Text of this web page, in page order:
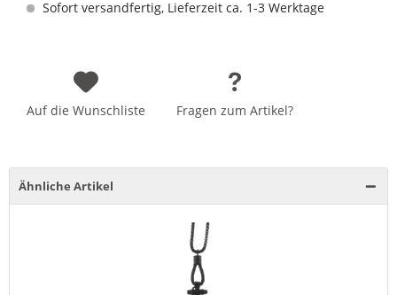
Sofort versandfertig, Lieferzeit ca. 1-3 Werktage
Auf die Wunschliste Fragen zum Artikel?
Ähnliche Artikel